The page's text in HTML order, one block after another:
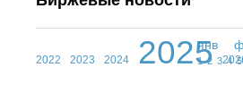
2022 2023 2024 2025
янв
1 2 3 4 5